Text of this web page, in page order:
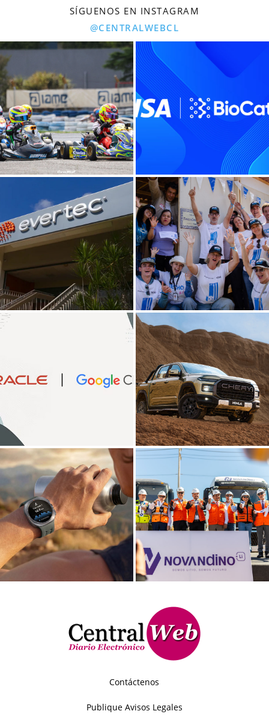
SÍGUENOS EN INSTAGRAM
@CENTRALWEBCL
Contáctenos
Publique Avisos Legales